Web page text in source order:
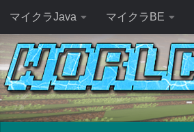
マイクラJava マイクラBE